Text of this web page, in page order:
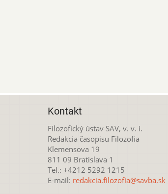
Kontakt
Filozofický ústav SAV, v. v. i.
Redakcia časopisu Filozofia
Klemensova 19
811 09 Bratislava 1
Tel.: +4212 5292 1215
E-mail: redakcia.filozofia@savba.sk